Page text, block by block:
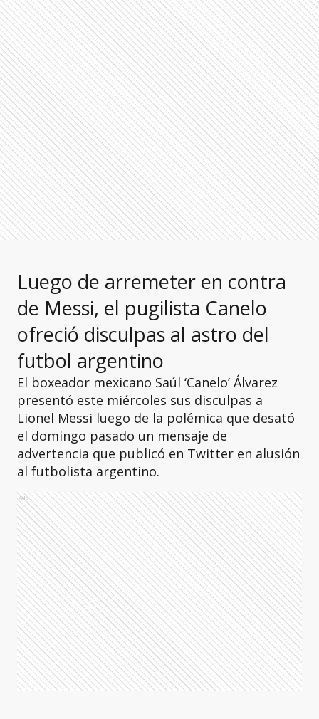
Luego de arremeter en contra
de Messi, el pugilista Canelo
ofreció disculpas al astro del
futbol argentino
El boxeador mexicano Saúl ‘Canelo’ Álvarez
presentó este miércoles sus disculpas a
Lionel Messi luego de la polémica que desató
el domingo pasado un mensaje de
advertencia que publicó en Twitter en alusión
al futbolista argentino.
Ads